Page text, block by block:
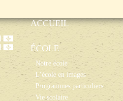
ACCUEIL
ÉCOLE
Notre école
L’école en images
Programmes particuliers
Vie scolaire